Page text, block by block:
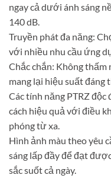
ngay cả dưới ánh sáng
140 dB.
Truyền phát đa năng:
với nhiều nhu cầu ứng
Chắc chắn: Không thấm
mang lại hiệu suất đáng
Các tính năng PTRZ độc
cách hiệu quả với điều
phóng từ xa.
Hình ảnh màu theo yêu
sáng lấp đầy để đạt
sắc suốt cả ngày.